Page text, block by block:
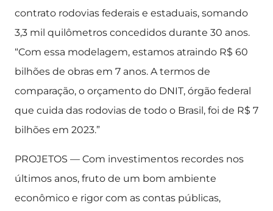
contrato rodovias federais e estaduais, somando
3,3 mil quilômetros concedidos durante 30 anos.
“Com essa modelagem, estamos atraindo R$ 60
bilhões de obras em 7 anos. A termos de
comparação, o orçamento do DNIT, órgão federal
que cuida das rodovias de todo o Brasil, foi de R$ 7
bilhões em 2023.”
PROJETOS — Com investimentos recordes nos
últimos anos, fruto de um bom ambiente
econômico e rigor com as contas públicas,